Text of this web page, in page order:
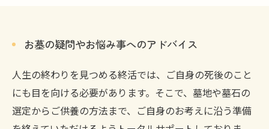
お墓の疑問やお悩み事へのアドバイス
人生の終わりを見つめる終活では、ご自身の死後のこと
にも目を向ける必要があります。そこで、墓地や墓石の
選定からご供養の方法まで、ご自身のお考えに沿う準備